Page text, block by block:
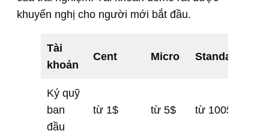
khuyến nghị cho người mới bắt đầu.
Tài
khoản
Cent Micro Standard
Ký quỹ
ban
đầu
từ 1$ từ 5$ từ 100$